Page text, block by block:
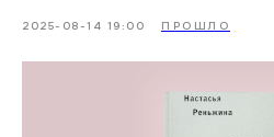
2025-08-14 19:00 ПРОШЛО